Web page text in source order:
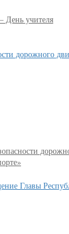
День учителя